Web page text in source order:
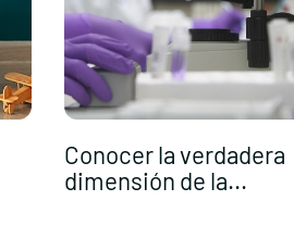
Conocer la verdadera
dimensión de la...